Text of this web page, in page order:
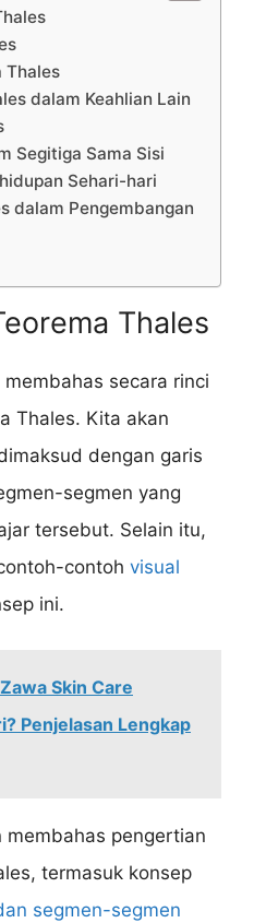
Thales
dalam Keahlian Lain
Segitiga Sama Sisi
Sehari-hari
dalam Pengembangan
Thales
secara rinci
Thales. Kita akan
dengan garis
segmen yang
tersebut. Selain itu,
contoh visual
ini.
Skin Care
Penjelasan Lengkap
membahas pengertian
termasuk konsep
segmen-segmen